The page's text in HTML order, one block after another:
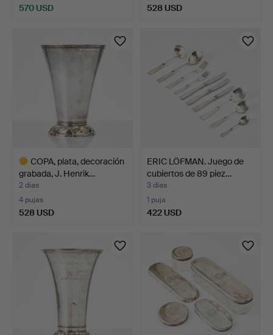
570 USD
528 USD
COPA, plata, decoración
grabada, J. Henrik…
2 días
4 pujas
528 USD
ERIC LÖFMAN. Juego de
cubiertos de 89 piez…
3 días
1 puja
422 USD